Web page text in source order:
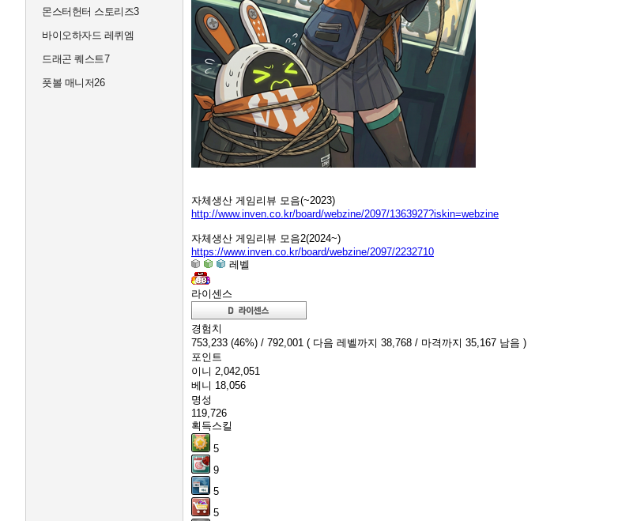
몬스터헌터 스토리즈3
바이오하자드 레퀴엠
드래곤 퀘스트7
풋볼 매니저26
자체생산 게임리뷰 모음(~2023)
http://www.inven.co.kr/board/webzine/2097/1363927?iskin=webzine
자체생산 게임리뷰 모음2(2024~)
https://www.inven.co.kr/board/webzine/2097/2232710
레벨
라이센스
경험치
753,233 (46%) / 792,001 ( 다음 레벨까지 38,768 / 마격까지 35,167 남음 )
포인트
이니 2,042,051
베니 18,056
명성
119,726
획득스킬
5
9
5
5